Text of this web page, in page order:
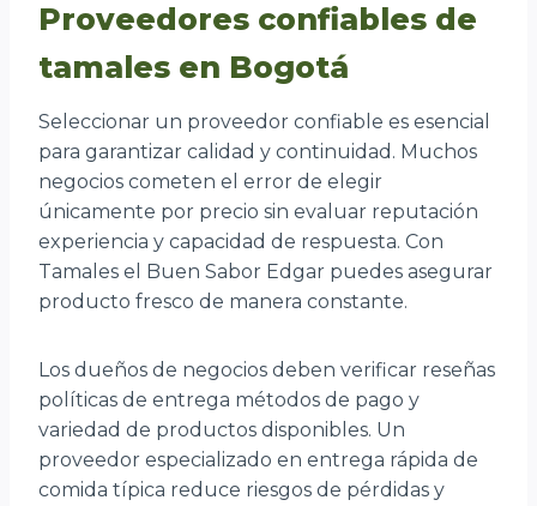
Proveedores confiables de
tamales en Bogotá
Seleccionar un proveedor confiable es esencial
para garantizar calidad y continuidad. Muchos
negocios cometen el error de elegir
únicamente por precio sin evaluar reputación
experiencia y capacidad de respuesta. Con
Tamales el Buen Sabor Edgar puedes asegurar
producto fresco de manera constante.
Los dueños de negocios deben verificar reseñas
políticas de entrega métodos de pago y
variedad de productos disponibles. Un
proveedor especializado en entrega rápida de
comida típica reduce riesgos de pérdidas y